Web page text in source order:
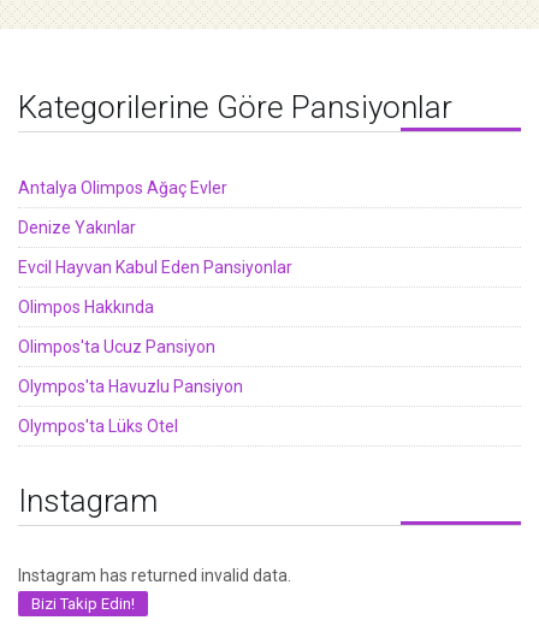
Kategorilerine Göre Pansiyonlar
Antalya Olimpos Ağaç Evler
Denize Yakınlar
Evcil Hayvan Kabul Eden Pansiyonlar
Olimpos Hakkında
Olimpos'ta Ucuz Pansiyon
Olympos'ta Havuzlu Pansiyon
Olympos'ta Lüks Otel
Instagram
Instagram has returned invalid data.
Bizi Takip Edin!